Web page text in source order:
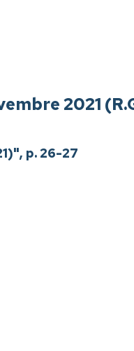
2021
p. 26-27